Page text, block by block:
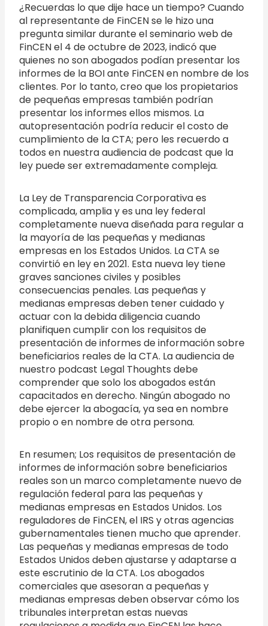
¿Recuerdas lo que dije hace un tiempo? Cuando
al representante de FinCEN se le hizo una
pregunta similar durante el seminario web de
FinCEN el 4 de octubre de 2023, indicó que
quienes no son abogados podían presentar los
informes de la BOI ante FinCEN en nombre de los
clientes. Por lo tanto, creo que los propietarios
de pequeñas empresas también podrían
presentar los informes ellos mismos. La
autopresentación podría reducir el costo de
cumplimiento de la CTA; pero les recuerdo a
todos en nuestra audiencia de podcast que la
ley puede ser extremadamente compleja.
La Ley de Transparencia Corporativa es
complicada, amplia y es una ley federal
completamente nueva diseñada para regular a
la mayoría de las pequeñas y medianas
empresas en los Estados Unidos. La CTA se
convirtió en ley en 2021. Esta nueva ley tiene
graves sanciones civiles y posibles
consecuencias penales. Las pequeñas y
medianas empresas deben tener cuidado y
actuar con la debida diligencia cuando
planifiquen cumplir con los requisitos de
presentación de informes de información sobre
beneficiarios reales de la CTA. La audiencia de
nuestro podcast Legal Thoughts debe
comprender que solo los abogados están
capacitados en derecho. Ningún abogado no
debe ejercer la abogacía, ya sea en nombre
propio o en nombre de otra persona.
En resumen; Los requisitos de presentación de
informes de información sobre beneficiarios
reales son un marco completamente nuevo de
regulación federal para las pequeñas y
medianas empresas en Estados Unidos. Los
reguladores de FinCEN, el IRS y otras agencias
gubernamentales tienen mucho que aprender.
Las pequeñas y medianas empresas de todo
Estados Unidos deben ajustarse y adaptarse a
este escrutinio de la CTA. Los abogados
comerciales que asesoran a pequeñas y
medianas empresas deben observar cómo los
tribunales interpretan estas nuevas